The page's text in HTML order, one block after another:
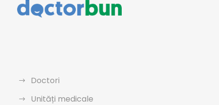
Doctori
Unități medicale